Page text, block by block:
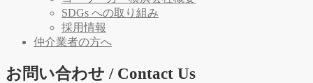
SDGs への取り組み
採用情報
仲介業者の方へ
お問い合わせ / Contact Us